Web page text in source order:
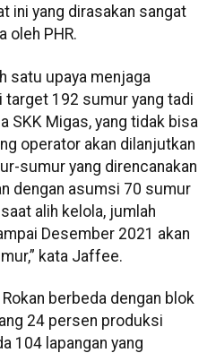
ini yang dirasakan sangat
oleh PHR.
satu upaya menjaga
target 192 sumur yang tadi
SKK Migas, yang tidak bisa
operator akan dilanjutkan
sumur yang direncanakan
dengan asumsi 70 sumur
alih kelola, jumlah
Desember 2021 akan
kata Jaffee.
berbeda dengan blok
24 persen produksi
104 lapangan yang